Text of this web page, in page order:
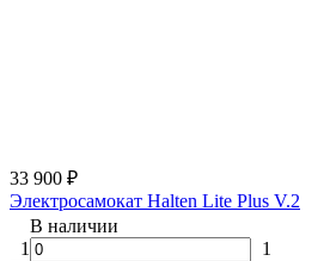
33 900 ₽
Электросамокат Halten Lite Plus V.2
В наличии
1
1